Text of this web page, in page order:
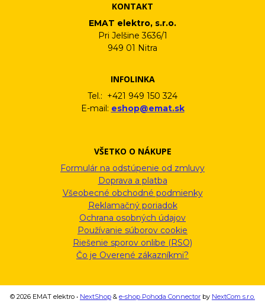
KONTAKT
EMAT elektro, s.r.o.
Pri Jelšine 3636/1
949 01 Nitra
INFOLINKA
Tel.: +421 949 150 324
E-mail: eshop@emat.sk
VŠETKO O NÁKUPE
Formulár na odstúpenie od zmluvy
Doprava a platba
Všeobecné obchodné podmienky
Reklamačný poriadok
Ochrana osobných údajov
Používanie súborov cookie
Riešenie sporov onlibe (RSO)
Čo je Overené zákazníkmi?
© 2026 EMAT elektro • NextShop & e-shop Pohoda Connector by NextCom s.r.o.